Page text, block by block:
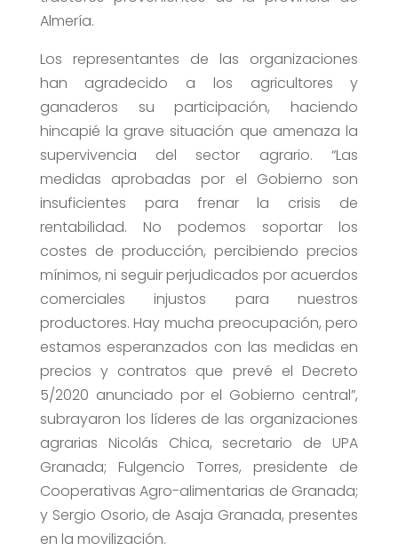
Almería.
Los representantes de las organizaciones
han agradecido a los agricultores y
ganaderos su participación, haciendo
hincapié la grave situación que amenaza la
supervivencia del sector agrario. “Las
medidas aprobadas por el Gobierno son
insuficientes para frenar la crisis de
rentabilidad. No podemos soportar los
costes de producción, percibiendo precios
mínimos, ni seguir perjudicados por acuerdos
comerciales injustos para nuestros
productores. Hay mucha preocupación, pero
estamos esperanzados con las medidas en
precios y contratos que prevé el Decreto
5/2020 anunciado por el Gobierno central”,
subrayaron los líderes de las organizaciones
agrarias Nicolás Chica, secretario de UPA
Granada; Fulgencio Torres, presidente de
Cooperativas Agro-alimentarias de Granada;
y Sergio Osorio, de Asaja Granada, presentes
en la movilización.